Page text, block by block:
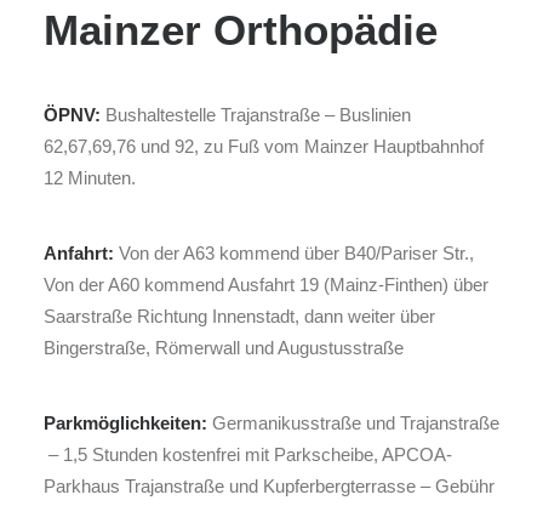
Mainzer Orthopädie
ÖPNV: Bushaltestelle Trajanstraße – Buslinien
62,67,69,76 und 92, zu Fuß vom Mainzer Hauptbahnhof
12 Minuten.
Anfahrt: Von der A63 kommend über B40/Pariser Str.,
Von der A60 kommend Ausfahrt 19 (Mainz-Finthen) über
Saarstraße Richtung Innenstadt, dann weiter über
Bingerstraße, Römerwall und Augustusstraße
Parkmöglichkeiten: Germanikusstraße und Trajanstraße
– 1,5 Stunden kostenfrei mit Parkscheibe, APCOA-
Parkhaus Trajanstraße und Kupferbergterrasse – Gebühr